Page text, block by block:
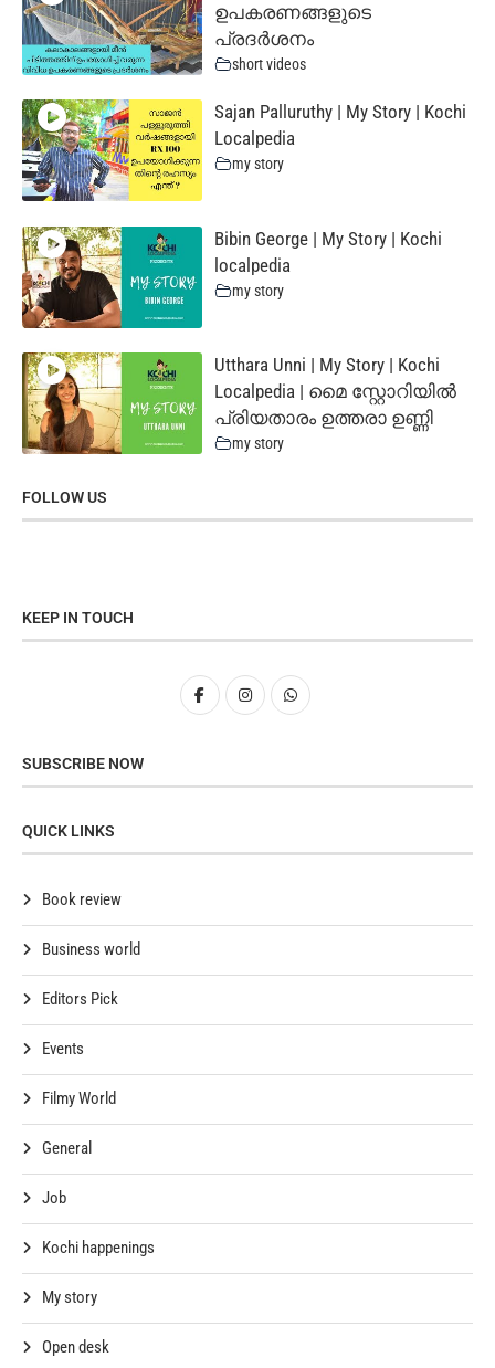
ഉപകരണങ്ങളുടെ
പ്രദർശനം
short videos
Sajan Palluruthy | My Story | Kochi
Localpedia
my story
Bibin George | My Story | Kochi
localpedia
my story
Utthara Unni | My Story | Kochi
Localpedia | മൈ സ്റ്റോറിയില്‍
പ്രിയതാരം ഉത്തരാ ഉണ്ണി
my story
FOLLOW US
KEEP IN TOUCH
SUBSCRIBE NOW
QUICK LINKS
Book review
Business world
Editors Pick
Events
Filmy World
General
Job
Kochi happenings
My story
Open desk